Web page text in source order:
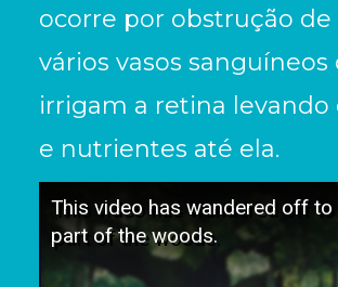
ocorre por obstrução
vários vasos sanguíneos
irrigam a retina levando
e nutrientes até ela.